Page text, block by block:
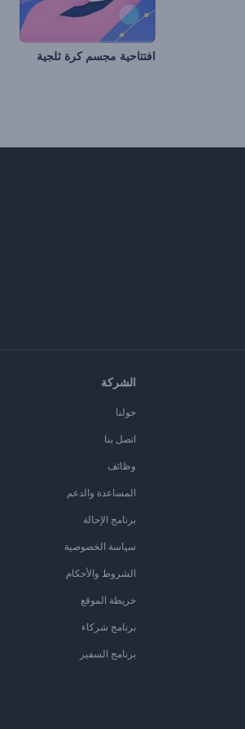
افتتاحية مجسم كرة ثلجية
الشركة
حولنا
اتصل بنا
وظائف
المساعدة والدعم
برنامج الإحالة
سياسة الخصوصية
الشروط والأحكام
خريطة الموقع
برنامج شركاء
برنامج السفير